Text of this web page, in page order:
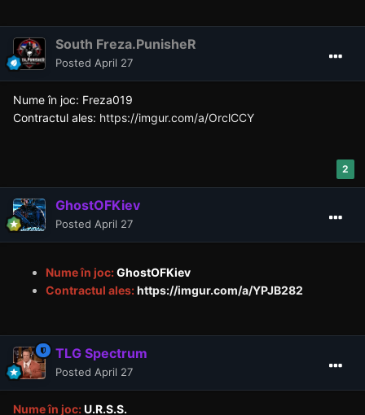
South Freza.PunisheR
Posted April 27
Nume în joc: Freza019
Contractul ales: https://imgur.com/a/OrclCCY
2
GhostOFKiev
Posted April 27
Nume în joc:GhostOFKiev
Contractul ales:https://imgur.com/a/YPJB282
TLG Spectrum
Posted April 27
Nume în joc:U.R.S.S.